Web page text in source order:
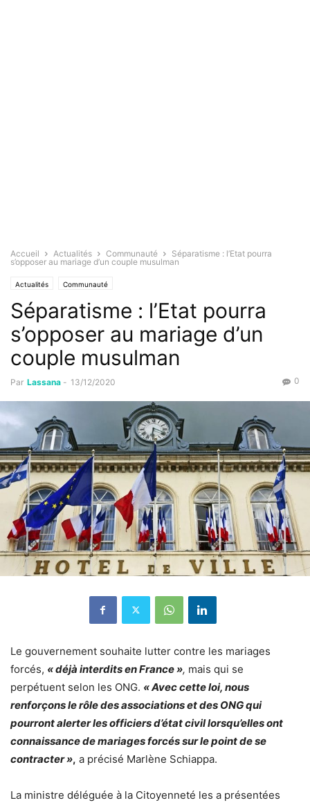
Accueil Actualités Communauté
Séparatisme : l’Etat pourra
s’opposer au mariage d’un couple musulman
Actualités Communauté
Séparatisme : l’Etat pourra
s’opposer au mariage d’un
couple musulman
Par Lassana - 13/12/2020 0
Le gouvernement souhaite lutter contre les mariages
forcés, « déjà interdits en France », mais qui se
perpétuent selon les ONG. « Avec cette loi, nous
renforçons le rôle des associations et des ONG qui
pourront alerter les officiers d’état civil lorsqu’elles ont
connaissance de mariages forcés sur le point de se
contracter », a précisé Marlène Schiappa.
La ministre déléguée à la Citoyenneté les a présentées